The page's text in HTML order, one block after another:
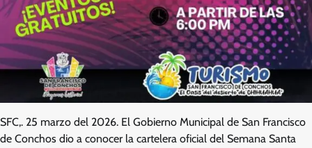
SFC,. 25 marzo del 2026. El Gobierno Municipal de San Francisco
de Conchos dio a conocer la cartelera oficial del Semana Santa